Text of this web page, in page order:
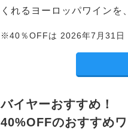
くれるヨーロッパワインを
※40％OFFは 2026年7月31日
バイヤーおすすめ！
40%OFFのおすすめ